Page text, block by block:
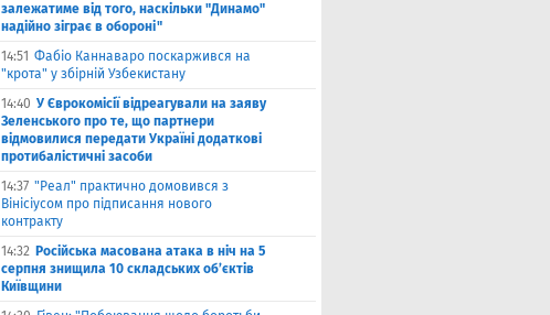
залежатиме від того, наскільки "Динамо"
надійно зіграє в обороні"
14:51 Фабіо Каннаваро поскаржився на
"крота" у збірній Узбекистану
14:40 У Єврокомісії відреагували на заяву
Зеленського про те, що партнери
відмовилися передати Україні додаткові
протибалістичні засоби
14:37 "Реал" практично домовився з
Вінісіусом про підписання нового
контракту
14:32 Російська масована атака в ніч на 5
серпня знищила 10 складських об’єктів
Київщини